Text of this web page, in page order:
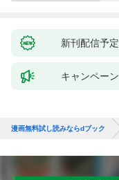
新刊配信予定
キャンペーン
漫画無料試し読みならdブック